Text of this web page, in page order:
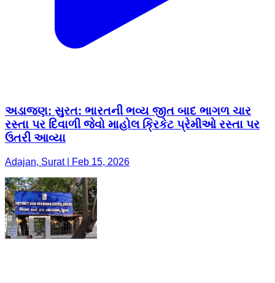
અડાજણ: ​સુરત: ભારતની ભવ્ય જીત બાદ ભાગળ ચાર
રસ્તા પર દિવાળી જેવો માહોલ ક્રિકેટ પ્રેમીઓ રસ્તા પર
ઉતરી આવ્યા
Adajan, Surat | Feb 15, 2026